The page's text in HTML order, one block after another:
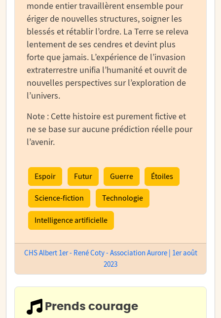
monde entier travaillèrent ensemble pour
ériger de nouvelles structures, soigner les
blessés et rétablir l’ordre. La Terre se releva
lentement de ses cendres et devint plus
forte que jamais. L’expérience de l’invasion
extraterrestre unifia l’humanité et ouvrit de
nouvelles perspectives sur l’exploration de
l’univers.
Note : Cette histoire est purement fictive et
ne se base sur aucune prédiction réelle pour
l’avenir.
Espoir Futur Guerre Étoiles
Science-fiction Technologie
Intelligence artificielle
CHS Albert 1er - René Coty - Association Aurore | 1er août
2023
Prends courage